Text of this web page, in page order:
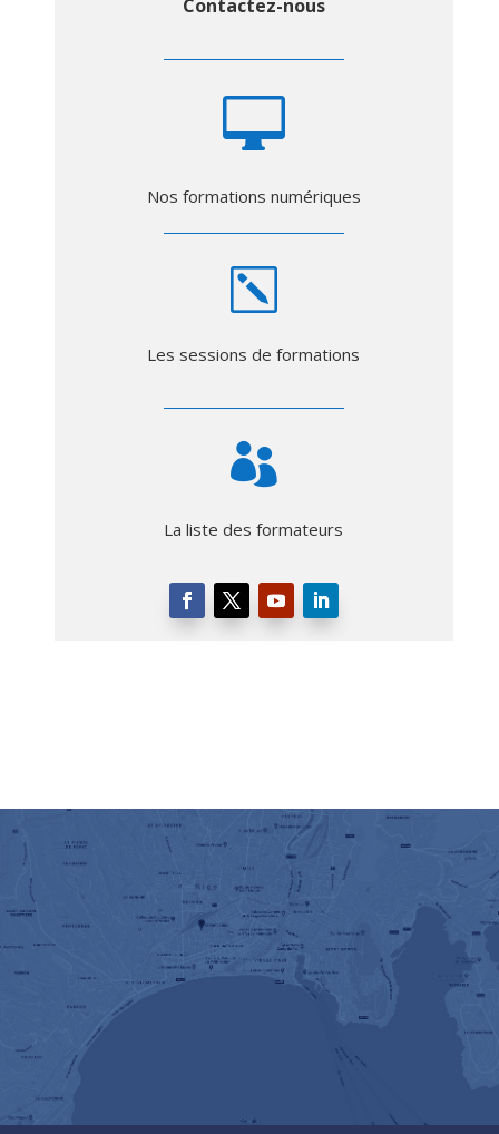
Contactez-nous

Nos formations numériques
k
Les sessions de formations

La liste des formateurs